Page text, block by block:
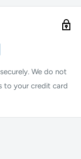
We do not
to your credit card